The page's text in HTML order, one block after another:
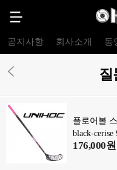
공지사항 회사소개 동
질
플로어볼
black-cerise
176,000원